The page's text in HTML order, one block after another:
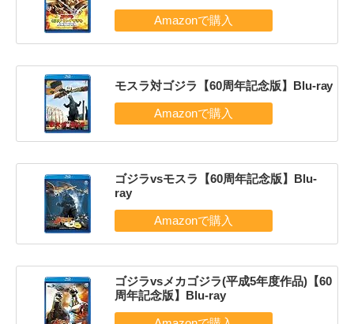
モスラ対ゴジラ【60周年記念版】Blu-ray
ゴジラvsモスラ【60周年記念版】Blu-
ray
ゴジラvsメカゴジラ(平成5年度作品)【60
周年記念版】Blu-ray